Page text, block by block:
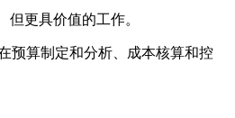
更具价值的工作。
预算制定和分析、成本核算和控